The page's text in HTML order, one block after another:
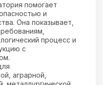
помогает
и
Она показывает,
процесс и
с
аграрной,